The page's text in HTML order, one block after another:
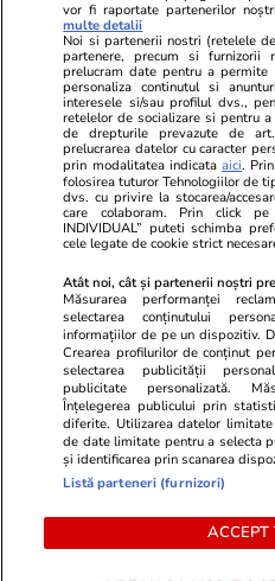
Libertatea pentru
Unica.ro
Program TV
Avantaje
ELLE
Gazeta
Stiri
Calculator
Ajută Copiii
Pariază responsabil!
Jocurile de noroc
© 2026 Ringier Romania.
Actualizare
vor fi raportate partenerilor
multe detalii
Noi si partenerii nostri (retelele
partenere, precum si
prelucram date pentru a
personaliza continutul si
interesele si/sau profilul dvs.,
retelelor de socializare si pentru
de drepturile prevazute de
prelucrarea datelor cu caracter
prin modalitatea indicataaici.
folosirea tuturor Tehnologiilor de
dvs. cu privire la stocarea/
care colaboram. Prin click pe
INDIVIDUAL” puteti schimba
cele legate de cookie strict
Atât noi, cât și partenerii noștri
Măsurarea performanței
selectarea conținutului
informațiilor de pe un dispozitiv.
Crearea profilurilor de conținut
selectarea publicității
publicitate personalizată.
Înțelegerea publicului prin
diferite. Utilizarea datelor
de date limitate pentru a selecta
și identificarea prin scanarea
Listă parteneri (furnizori)
ACCEPT